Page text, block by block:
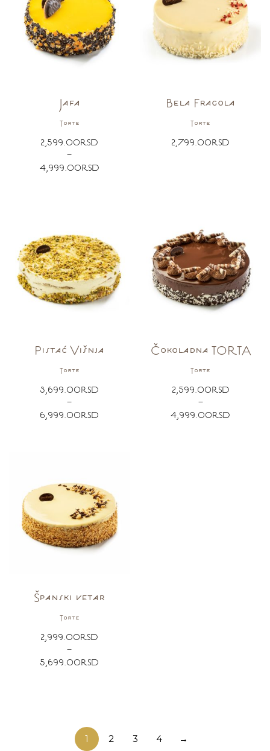
Jafa
Torte
2,599.00RSD
–
4,999.00RSD
Bela Fragola
Torte
2,799.00RSD
Pistać Višnja
Torte
3,699.00RSD
–
6,999.00RSD
Čokoladna TORTA
Torte
2,599.00RSD
–
4,999.00RSD
Španski vetar
Torte
2,999.00RSD
–
5,699.00RSD
1 2 3 4 →